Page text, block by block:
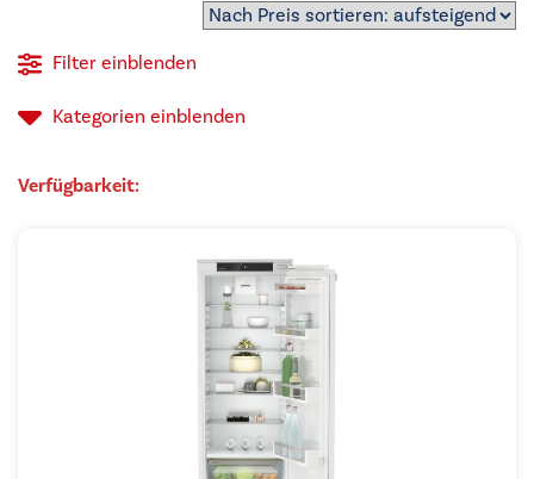
Filter einblenden
Kategorien einblenden
Verfügbarkeit: